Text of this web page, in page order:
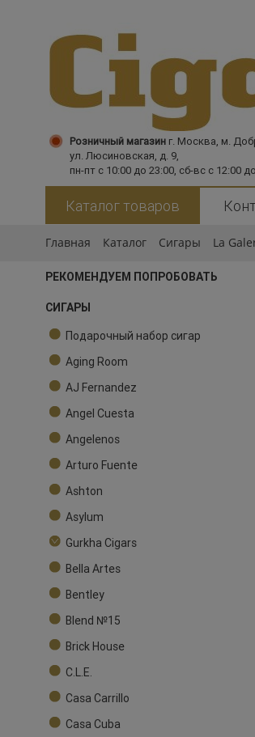
Розничный магазин г. Москва, м.
ул. Люсиновская, д. 9,
пн-пт с 10:00 до 23:00, сб-вс с 12:00
Каталог товаров
Главная Каталог Сигары La
РЕКОМЕНДУЕМ ПОПРОБОВАТЬ
СИГАРЫ
Подарочный набор сигар
Aging Room
AJ Fernandez
Angel Cuesta
Angelenos
Arturo Fuente
Ashton
Asylum
Gurkha Cigars
Bella Artes
Bentley
Blend №15
Brick House
C.L.E.
Casa Carrillo
Casa Cuba